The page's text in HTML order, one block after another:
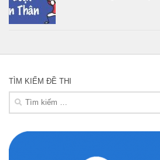
TÌM KIẾM ĐỀ THI
Tìm